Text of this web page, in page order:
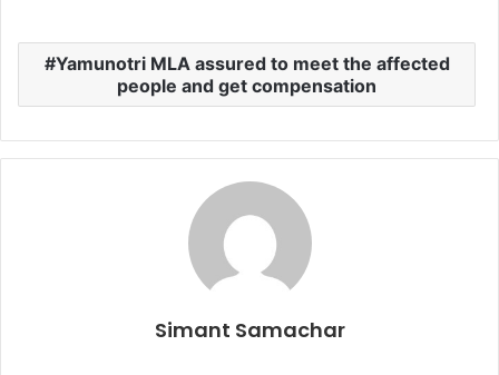
Yamunotri MLA assured to meet the affected
people and get compensation
Simant Samachar